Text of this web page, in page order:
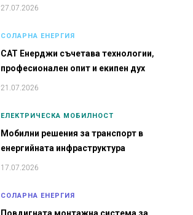
27.07.2026
СОЛАРНА ЕНЕРГИЯ
САТ Енерджи съчетава технологии,
професионален опит и екипен дух
21.07.2026
ЕЛЕКТРИЧЕСКА МОБИЛНОСТ
Мобилни решения за транспорт в
енергийната инфраструктура
17.07.2026
СОЛАРНА ЕНЕРГИЯ